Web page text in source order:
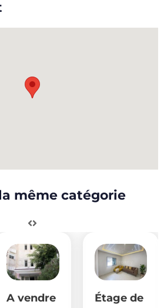
même catégorie
A vendre
Étage de